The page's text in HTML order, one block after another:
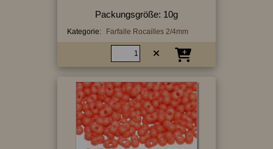
Packungsgröße: 10g
Kategorie: Farfalle Rocailles 2/4mm